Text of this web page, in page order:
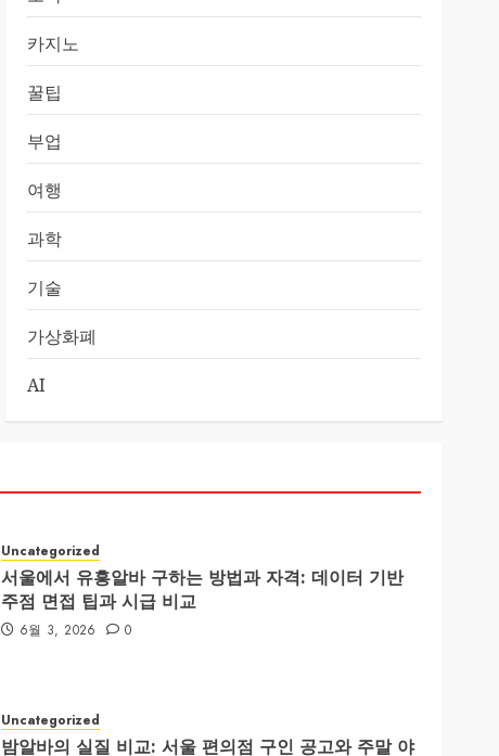
카지노
꿀팁
부업
여행
과학
기술
가상화폐
AI
Uncategorized
서울에서 유흥알바 구하는 방법과 자격: 데이터 기반
주점 면접 팁과 시급 비교
6월 3, 2026 0
Uncategorized
밤알바의 실질 비교: 서울 편의점 구인 공고와 주말 야